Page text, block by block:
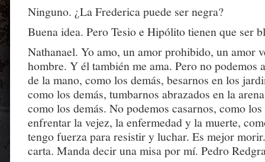
Ninguno. ¿La Frederica puede ser negra?
Buena idea. Pero Tesio e Hipólito tienen que ser
Nathanael. Yo amo, un amor prohibido, un amor
hombre. Y él también me ama. Pero no podemos
de la mano, como los demás, besarnos en los
como los demás, tumbarnos abrazados en la
como los demás. No podemos casarnos, como
enfrentar la vejez, la enfermedad y la muerte,
tengo fuerza para resistir y luchar. Es mejor
carta. Manda decir una misa por mí. Pedro